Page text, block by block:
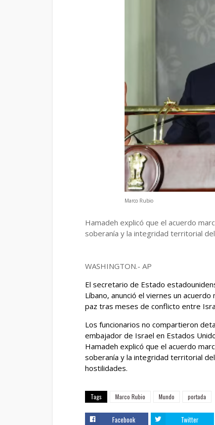
Marco Rubio
Hamadeh explicó que el acuerdo
soberanía y la integridad territorial
WASHINGTON.- AP
El secretario de Estado
Líbano, anunció el viernes un
paz tras meses de conflicto entre
Los funcionarios no compartieron
embajador de Israel en Estados
Hamadeh explicó que el acuerdo
soberanía y la integridad territorial
hostilidades.
Tags Marco Rubio Mundo portada
Facebook Twitter